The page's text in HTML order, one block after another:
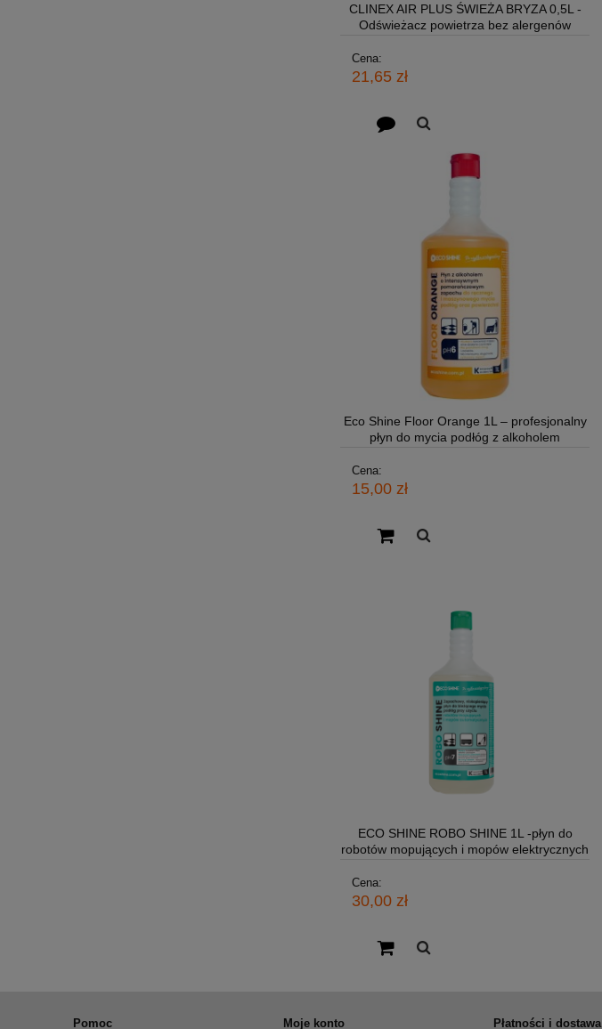
CLINEX AIR PLUS ŚWIEŻA BRYZA 0,5L -
Odświeżacz powietrza bez alergenów
Cena:
21,65 zł
Eco Shine Floor Orange 1L – profesjonalny
płyn do mycia podłóg z alkoholem
Cena:
15,00 zł
ECO SHINE ROBO SHINE 1L -płyn do
robotów mopujących i mopów elektrycznych
Cena:
30,00 zł
Pomoc Moje konto Płatności i dostawa